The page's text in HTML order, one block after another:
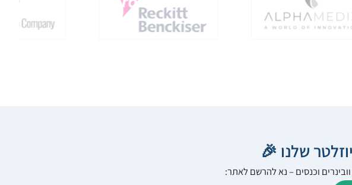
שלנו 🎉
וכנסים – נא להרשם לאתר: